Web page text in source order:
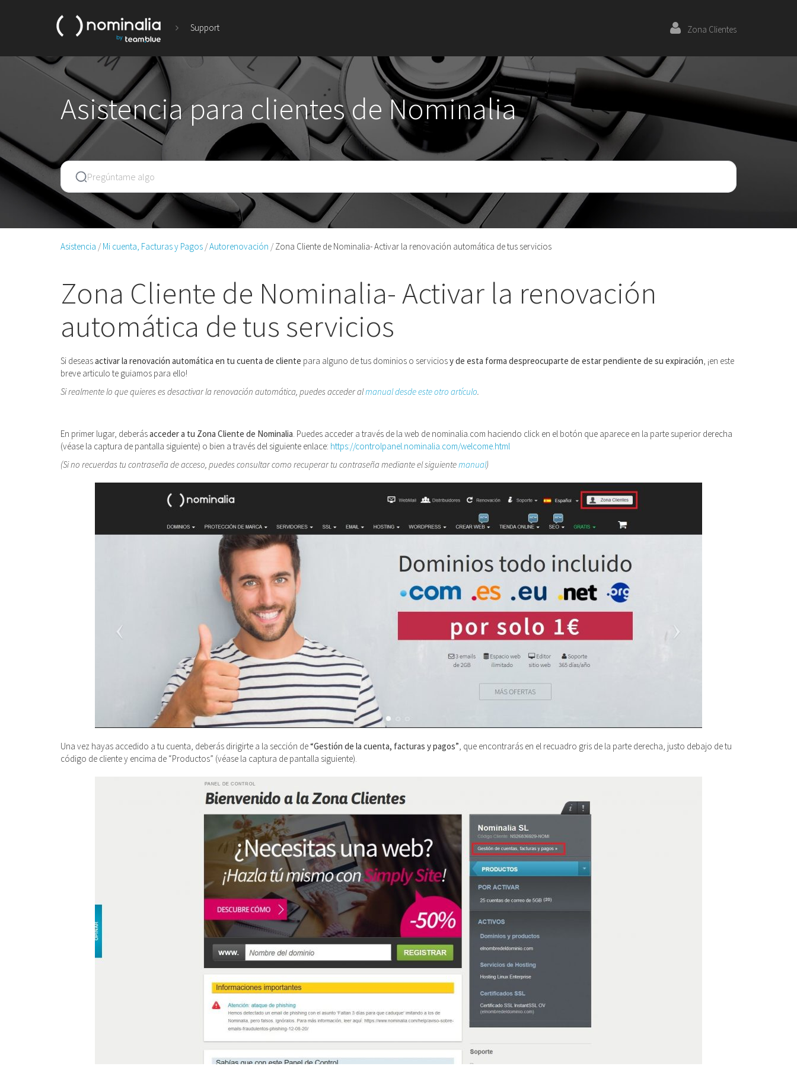
Support Zona Clientes
Asistencia para clientes de Nominalia
Asistencia Mi cuenta, Facturas y Pagos Autorenovación Zona Cliente de Nominalia- Activar la renovación automática de tus servicios
Zona Cliente de Nominalia- Activar la renovación
automática de tus servicios
Si deseasactivar la renovación automática en tu cuenta de cliente para alguno de tus dominios o serviciosy de esta forma despreocuparte de estar pendiente de su expiración, ¡en este
breve articulo te guiamos para ello!
Si realmente lo que quieres es desactivar la renovación automática, puedes acceder almanual desde este otro artículo.
En primer lugar, deberásacceder a tu Zona Cliente de Nominalia. Puedes acceder a través de la web de nominalia.com haciendo click en el botón que aparece en la parte superior derecha
(véase la captura de pantalla siguiente) o bien a través del siguiente enlace: https://controlpanel.nominalia.com/welcome.html
(Si no recuerdas tu contraseña de acceso, puedes consultar como recuperar tu contraseña mediante el siguientemanual)
Una vez hayas accedido a tu cuenta, deberás dirigirte a la sección de“Gestión de la cuenta, facturas y pagos”, que encontrarás en el recuadro gris de la parte derecha, justo debajo de tu
código de cliente y encima de “Productos” (véase la captura de pantalla siguiente).